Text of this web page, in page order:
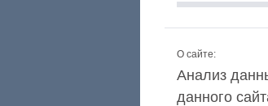
О сайте:
Анализ
данного